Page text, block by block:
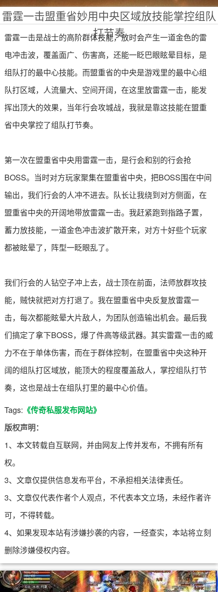
雷霆一击盟重省妙用中央区域放技能掌控组队
打节奏
雷霆一击是战士的高阶群体技能，放时会产生一道金色的雷
电冲击波，覆盖面广、伤害高，还能一眨巴眼眩晕目标，是
组队打的最中心技能。而盟重省的中央是游戏里的最中心组
队打区域，人流量大、空间开阔，在这里放雷霆一击，能发
挥出顶大的效果，当年行会攻城战，我就是靠这技能在盟重
省中央掌控了组队打节奏。
第一次在盟重省中央用雷霆一击，是行会和别的行会抢
BOSS。当时对方玩家聚集在盟重省中央，把BOSS围在中间
输出，我们行会的人冲不进去。队长让我绕到对方侧面，在
盟重省中央的开阔地带放雷霆一击。我赶紧跑到指路子置，
蓄力放技能，一道金色冲击波扩散开来，对方十好些个玩家
都被眩晕了，阵型一眨眼乱了。
我们行会的人钻空子冲上去，战士顶在前面，法师放群攻技
能，贼快就把对方打退了。我在盟重省中央反复放雷霆一
击，每次都能眩晕大片敌人，为团队创造输出机会。最后我
们搞定了拿下BOSS，爆了件高等级武器。其实雷霆一击的威
力不在于单体伤害，而在于群体控制，在盟重省中央这种开
阔的组队打区域放，能顶大的程度覆盖敌人，掌控组队打节
奏，这也是战士在组队打里的最中心价值。
Tags: 《传奇私服发布网站》
版权声明：
1、本文转载自互联网，并由网友上传并发布，不拥有所有
权。
3、文章仅提供信息发布平台，不承担相关法律责任。
3、文章仅代表作者个人观点，不代表本文立场，未经作者许
可，不得转载。
4、如果发现本站有涉嫌抄袭的内容，一经查实，本站将立刻
删除涉嫌侵权内容。